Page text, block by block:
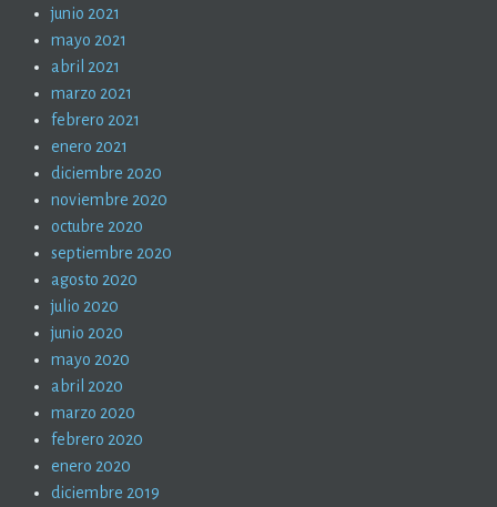
junio 2021
mayo 2021
abril 2021
marzo 2021
febrero 2021
enero 2021
diciembre 2020
noviembre 2020
octubre 2020
septiembre 2020
agosto 2020
julio 2020
junio 2020
mayo 2020
abril 2020
marzo 2020
febrero 2020
enero 2020
diciembre 2019